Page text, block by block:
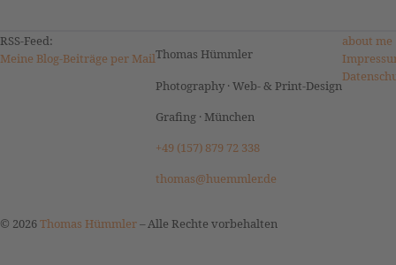
RSS-Feed:
Meine Blog-Beiträge per MailThomas Hümmler
Photography · Web- & Print-Design
Grafing · München
+49 (157) 879 72 338
thomas@huemmler.de
about me
© 2026Thomas Hümmler–Alle Rechte vorbehalten